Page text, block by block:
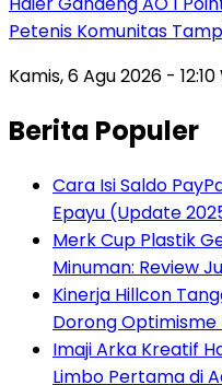
Petenis Komunitas
Kamis, 6 Agu 2026 - 12:10
Berita Populer
Cara Isi Saldo
Epayu (Update
Merk Cup Plastik
Minuman: Review
Kinerja Hillcon
Dorong Optimisme
Imaji Arka Kreatif
Limbo Pertama di